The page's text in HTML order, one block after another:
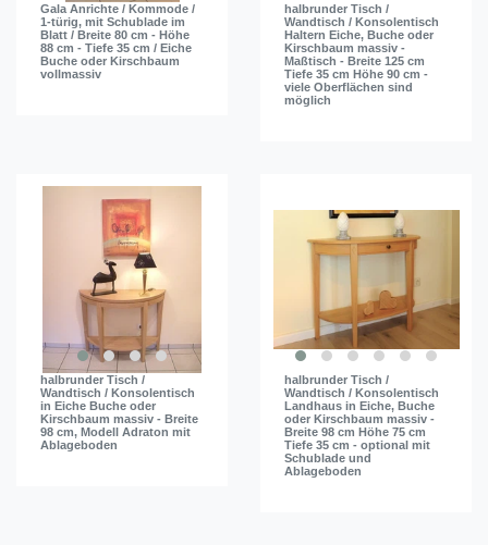
Gala Anrichte / Kommode /
1-türig, mit Schublade im
Blatt / Breite 80 cm - Höhe
88 cm - Tiefe 35 cm / Eiche
Buche oder Kirschbaum
vollmassiv
halbrunder Tisch /
Wandtisch / Konsolentisch
Haltern Eiche, Buche oder
Kirschbaum massiv -
Maßtisch - Breite 125 cm
Tiefe 35 cm Höhe 90 cm -
viele Oberflächen sind
möglich
halbrunder Tisch /
Wandtisch / Konsolentisch
in Eiche Buche oder
Kirschbaum massiv - Breite
98 cm, Modell Adraton mit
Ablageboden
halbrunder Tisch /
Wandtisch / Konsolentisch
Landhaus in Eiche, Buche
oder Kirschbaum massiv -
Breite 98 cm Höhe 75 cm
Tiefe 35 cm - optional mit
Schublade und
Ablageboden